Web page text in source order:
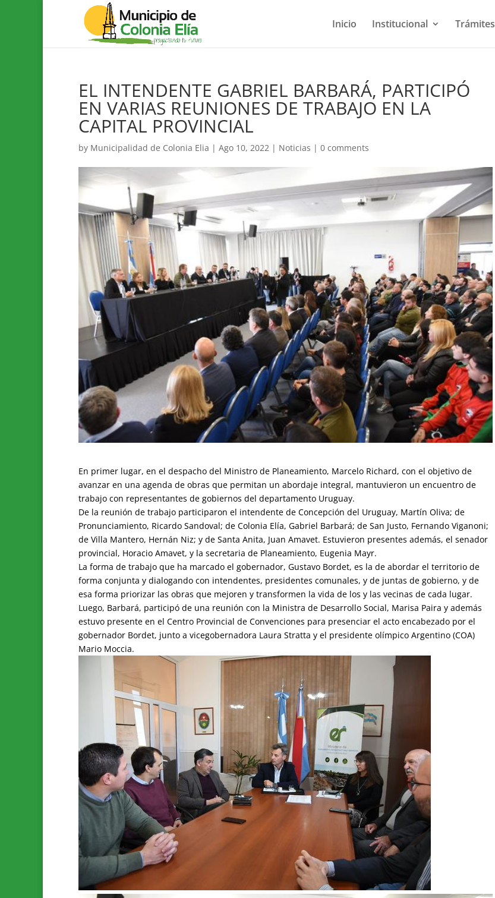
Inicio Institucional Trámites
EL INTENDENTE GABRIEL BARBARÁ, PARTICIPÓ
EN VARIAS REUNIONES DE TRABAJO EN LA
CAPITAL PROVINCIAL
by Municipalidad de Colonia Elia | Ago 10, 2022 | Noticias | 0 comments
En primer lugar, en el despacho del Ministro de Planeamiento, Marcelo Richard, con el objetivo de
avanzar en una agenda de obras que permitan un abordaje integral, mantuvieron un encuentro de
trabajo con representantes de gobiernos del departamento Uruguay.
De la reunión de trabajo participaron el intendente de Concepción del Uruguay, Martín Oliva; de
Pronunciamiento, Ricardo Sandoval; de Colonia Elía, Gabriel Barbará; de San Justo, Fernando Viganoni;
de Villa Mantero, Hernán Niz; y de Santa Anita, Juan Amavet. Estuvieron presentes además, el senador
provincial, Horacio Amavet, y la secretaria de Planeamiento, Eugenia Mayr.
La forma de trabajo que ha marcado el gobernador, Gustavo Bordet, es la de abordar el territorio de
forma conjunta y dialogando con intendentes, presidentes comunales, y de juntas de gobierno, y de
esa forma priorizar las obras que mejoren y transformen la vida de los y las vecinas de cada lugar.
Luego, Barbará, participó de una reunión con la Ministra de Desarrollo Social, Marisa Paira y además
estuvo presente en el Centro Provincial de Convenciones para presenciar el acto encabezado por el
gobernador Bordet, junto a vicegobernadora Laura Stratta y el presidente olímpico Argentino (COA)
Mario Moccia.